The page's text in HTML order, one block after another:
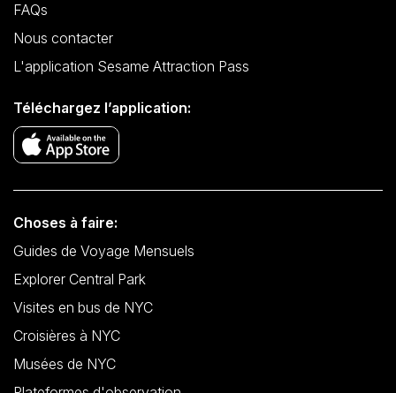
FAQs
Nous contacter
L'application Sesame Attraction Pass
Téléchargez l’application:
Choses à faire:
Guides de Voyage Mensuels
Explorer Central Park
Visites en bus de NYC
Croisières à NYC
Musées de NYC